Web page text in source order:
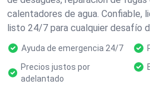
calentadores de agua. Confiable,
listo 24/7 para cualquier desafío
Ayuda de emergencia 24/7
Precios justos por
adelantado